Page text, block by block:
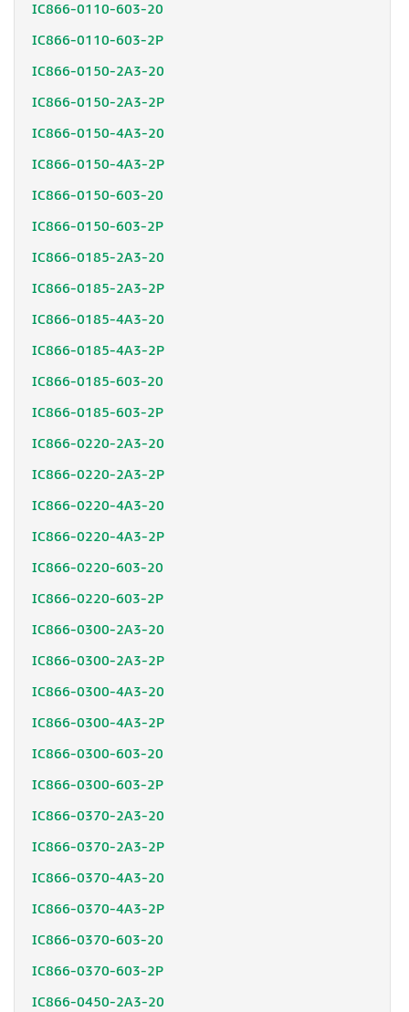
IC866-0110-603-20
IC866-0110-603-2P
IC866-0150-2A3-20
IC866-0150-2A3-2P
IC866-0150-4A3-20
IC866-0150-4A3-2P
IC866-0150-603-20
IC866-0150-603-2P
IC866-0185-2A3-20
IC866-0185-2A3-2P
IC866-0185-4A3-20
IC866-0185-4A3-2P
IC866-0185-603-20
IC866-0185-603-2P
IC866-0220-2A3-20
IC866-0220-2A3-2P
IC866-0220-4A3-20
IC866-0220-4A3-2P
IC866-0220-603-20
IC866-0220-603-2P
IC866-0300-2A3-20
IC866-0300-2A3-2P
IC866-0300-4A3-20
IC866-0300-4A3-2P
IC866-0300-603-20
IC866-0300-603-2P
IC866-0370-2A3-20
IC866-0370-2A3-2P
IC866-0370-4A3-20
IC866-0370-4A3-2P
IC866-0370-603-20
IC866-0370-603-2P
IC866-0450-2A3-20